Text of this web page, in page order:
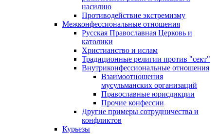
насилию
Противодействие экстремизму
Межконфессиональные отношения
Русская Православная Церковь и
католики
Христианство и ислам
Традиционные религии против "сект"
Внутриконфессиональные отношения
Взаимоотношения
мусульманских организаций
Православные юрисдикции
Прочие конфессии
Другие примеры сотрудничества и
конфликтов
Курьезы